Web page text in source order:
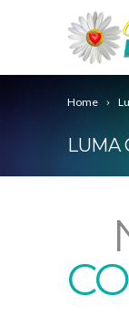
Home
LUMA